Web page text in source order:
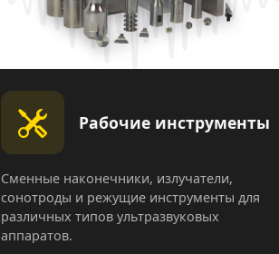
Рабочие инструменты
Сменные наконечники, излучатели,
сонотроды и режущие инструменты для
различных типов ультразвуковых
аппаратов.